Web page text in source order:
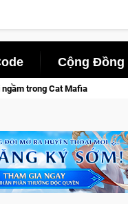
Cộng Đồng
Trang